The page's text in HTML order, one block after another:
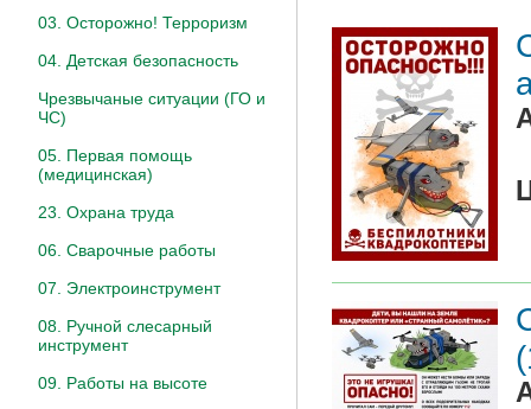
03. Осторожно! Терроризм
04. Детская безопасность
Чрезвычаные ситуации (ГО и
ЧС)
05. Первая помощь
(медицинская)
23. Охрана труда
06. Сварочные работы
07. Электроинструмент
08. Ручной слесарный
инструмент
09. Работы на высоте